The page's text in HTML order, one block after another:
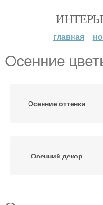
главная
Осенние
Осенние оттенки
Осенний декор